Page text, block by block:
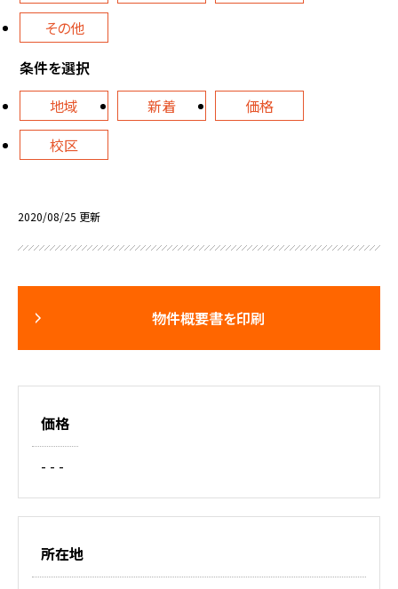
その他
条件を選択
地域
新着
価格
校区
2020/08/25 更新
物件概要書を印刷
価格
- - -
所在地